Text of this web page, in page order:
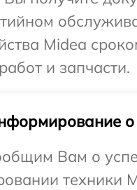
Midea
и запчасти.
о
Вам о
техники